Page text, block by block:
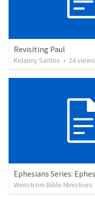
Revisiting Paul
Kidanny Santos • 24views
Wenstrom Bible Ministries